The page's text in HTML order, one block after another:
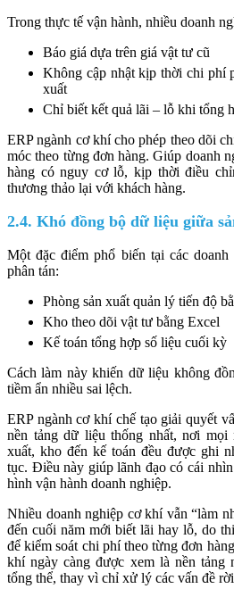
Trong thực tế vận hành, nhiều doanh
Báo giá dựa trên giá vật tư cũ
Không cập nhật kịp thời chi phí
xuất
Chỉ biết kết quả lãi – lỗ khi tổng
ERP ngành cơ khí cho phép theo dõi
móc theo từng đơn hàng. Giúp doanh
hàng có nguy cơ lỗ, kịp thời điều
thương thảo lại với khách hàng.
2.4. Khó đồng bộ dữ liệu giữa
Một đặc điểm phổ biến tại các
phân tán:
Phòng sản xuất quản lý tiến độ
Kho theo dõi vật tư bằng Excel
Kế toán tổng hợp số liệu cuối kỳ
Cách làm này khiến dữ liệu không
tiềm ẩn nhiều sai lệch.
ERP ngành cơ khí chế tạo giải quyết
nền tảng dữ liệu thống nhất, nơi mọi
xuất, kho đến kế toán đều được ghi
tục. Điều này giúp lãnh đạo có cái
hình vận hành doanh nghiệp.
Nhiều doanh nghiệp cơ khí vẫn “làm
đến cuối năm mới biết lãi hay lỗ, do
để kiểm soát chi phí theo từng đơn
khí ngày càng được xem là nền tảng
tổng thể, thay vì chỉ xử lý các vấn đề